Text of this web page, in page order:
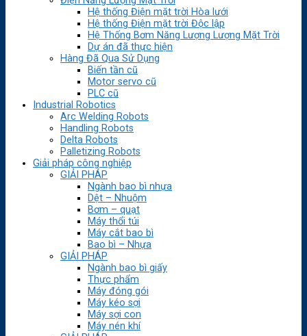
Hệ thống Điện mặt trời Hòa lưới
Hệ thống Điện mặt trời Độc lập
Hệ Thống Bơm Năng Lượng Lượng Mặt Trời
Dự án đã thực hiện
Hàng Đã Qua Sử Dụng
Biến tần cũ
Motor servo cũ
PLC cũ
Industrial Robotics
Arc Welding Robots
Handling Robots
Delta Robots
Palletizing Robots
Giải pháp công nghiệp
GIẢI PHÁP
Ngành bao bì nhựa
Dệt – Nhuộm
Bơm – quạt
Máy thổi túi
Máy cắt bao bì
Bao bì – Nhựa
GIẢI PHÁP
Ngành bao bì giấy
Thực phẩm
Máy đóng gói
Máy kéo sợi
Máy sợi con
Máy nén khí